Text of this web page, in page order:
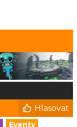
Hlasovat
Eventy